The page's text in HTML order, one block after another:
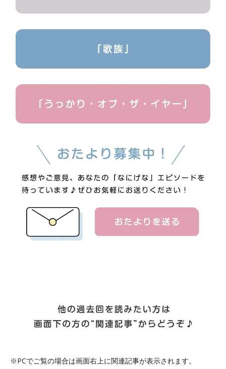
※PCでご覧の場合は画面右上に関連記事が表示されます。